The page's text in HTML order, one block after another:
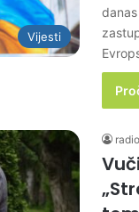
Vijesti